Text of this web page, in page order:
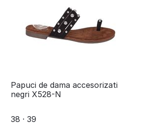
Papuci de dama accesorizati
negri X528-N
38 · 39